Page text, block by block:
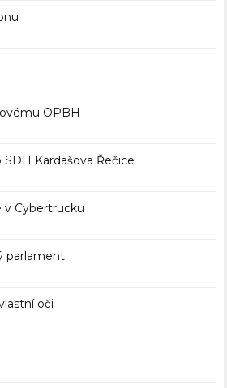
OPBH
Kardašova Řečice
v Cybertrucku
parlament
oči